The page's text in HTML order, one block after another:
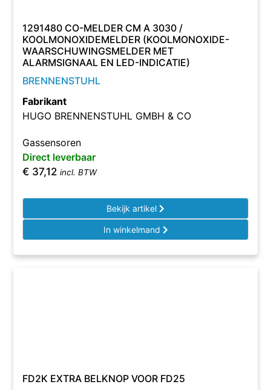
1291480 CO-MELDER CM A 3030 /
KOOLMONOXIDEMELDER (KOOLMONOXIDE-
WAARSCHUWINGSMELDER MET
ALARMSIGNAAL EN LED-INDICATIE)
BRENNENSTUHL
Fabrikant
HUGO BRENNENSTUHL GMBH & CO
Gassensoren
Direct leverbaar
€ 37,12 incl. BTW
Bekijk artikel
In winkelmand
FD2K EXTRA BELKNOP VOOR FD25